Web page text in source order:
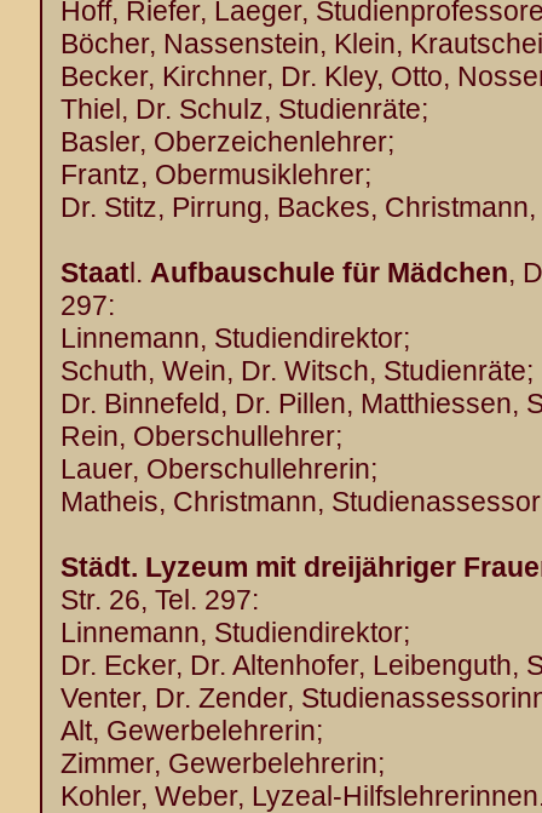
Hoff, Riefer, Laeger,
Böcher, Nassenstein, Klein,
Becker, Kirchner, Dr. Kley, Otto,
Thiel, Dr. Schulz, Studienräte;
Basler, Oberzeichenlehrer;
Frantz, Obermusiklehrer;
Dr. Stitz, Pirrung, Backes,
Staatl. Aufbauschule für Mädchen,
297:
Linnemann, Studiendirektor;
Schuth, Wein, Dr. Witsch, Studienräte;
Dr. Binnefeld, Dr. Pillen, Matthiessen,
Rein, Oberschullehrer;
Lauer, Oberschullehrerin;
Matheis, Christmann,
Städt. Lyzeum mit dreijähriger
Str. 26, Tel. 297:
Linnemann, Studiendirektor;
Dr. Ecker, Dr. Altenhofer, Leibenguth,
Venter, Dr. Zender,
Alt, Gewerbelehrerin;
Zimmer, Gewerbelehrerin;
Kohler, Weber, Lyzeal-